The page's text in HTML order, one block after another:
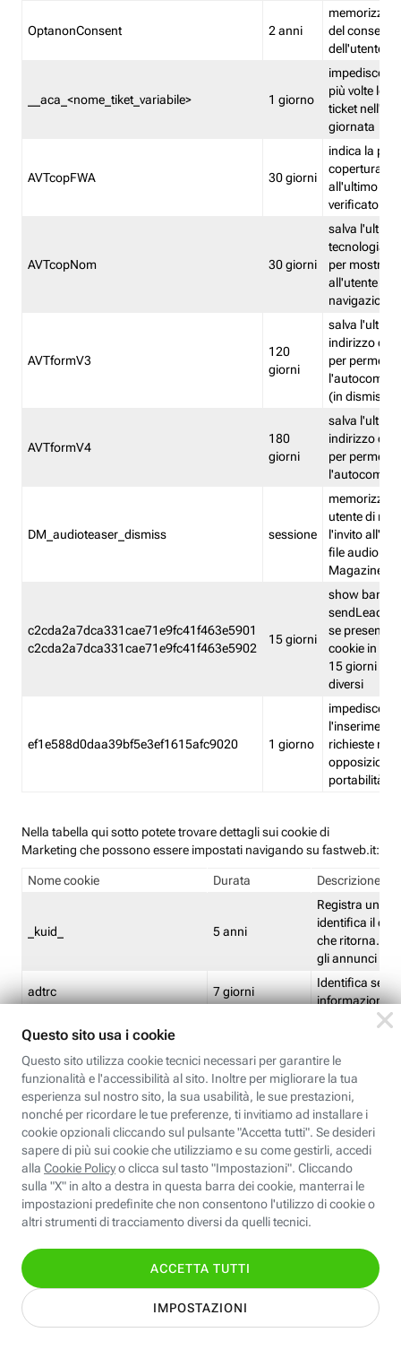
OptanonConsent 2 anni
memorizza
del
dell'utente
__aca_<nome_tiket_variabile> 1 giorno
impedisce di
più volte lo
ticket
giornata
AVTcopFWA 30 giorni
indica la
copertura
all'ultimo
verificato
AVTcopNom 30 giorni
salva l'ultima
tecnologia
per
all'utente
navigazione
AVTformV3
120
giorni
salva l'ultimo
indirizzo di
per
(in
AVTformV4
180
giorni
salva l'ultimo
indirizzo di
per
DM_audioteaser_dismiss sessione
memorizza
utente di
l'invito
file audio del
Magazine
c2cda2a7dca331cae71e9fc41f463e5901
c2cda2a7dca331cae71e9fc41f463e5902
15 giorni
show banner
sendLead
se presenti
cookie in un
15 giorni e
diversi
ef1e588d0daa39bf5e3ef1615afc9020 1 giorno
impedisce
l'inserimento
richieste
opposizione
portabilità
Nella tabella qui sotto potete trovare dettagli sui cookie di
Marketing che possono essere impostati navigando su fastweb.it:
Nome cookie Durata Descrizione
_kuid_ 5 anni
Registra un ID
identifica il
che ritorna.
gli annunci
adtrc 7 giorni
Identifica se
informazioni
CFFC<TagID>
Limite di
CM 1 giorno
Identifica se
ricontrollare
corrispondenti
(impostata da
CM14 14 giorni
Identifica se
ricontrollare
corrispondenti
(impostata da
pagine
EBFC<BannerID> 7 giorni
Identifica la
banner
Identifica la